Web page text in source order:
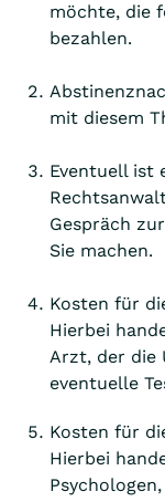
möchte, die
bezahlen.
mit diesem
Eventuell ist
Gespräch
Sie machen.
Kosten für
Hierbei
Arzt, der die
eventuelle
Kosten für
Hierbei